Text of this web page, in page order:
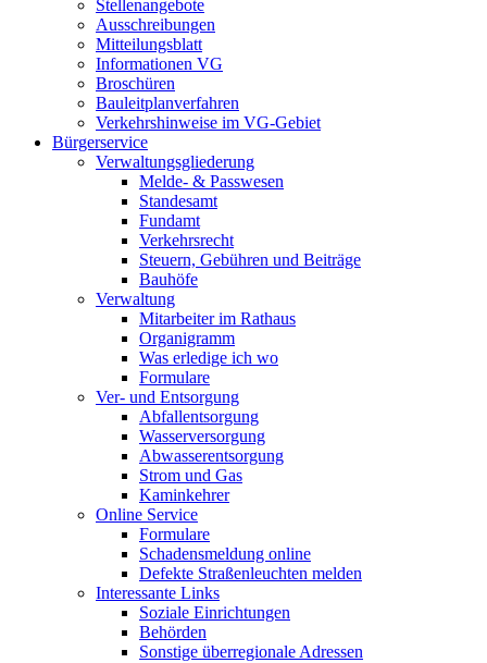
Stellenangebote
Ausschreibungen
Mitteilungsblatt
Informationen VG
Broschüren
Bauleitplanverfahren
Verkehrshinweise im VG-Gebiet
Bürgerservice
Verwaltungsgliederung
Melde- & Passwesen
Standesamt
Fundamt
Verkehrsrecht
Steuern, Gebühren und Beiträge
Bauhöfe
Verwaltung
Mitarbeiter im Rathaus
Organigramm
Was erledige ich wo
Formulare
Ver- und Entsorgung
Abfallentsorgung
Wasserversorgung
Abwasserentsorgung
Strom und Gas
Kaminkehrer
Online Service
Formulare
Schadensmeldung online
Defekte Straßenleuchten melden
Interessante Links
Soziale Einrichtungen
Behörden
Sonstige überregionale Adressen